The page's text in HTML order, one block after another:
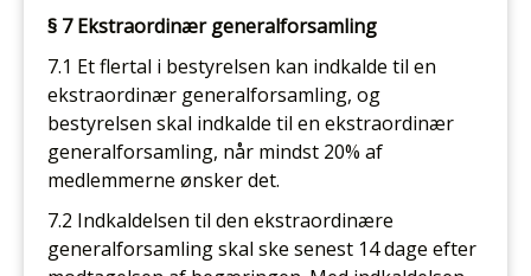
§ 7 Ekstraordinær generalforsamling
7.1 Et flertal i bestyrelsen kan indkalde til en
ekstraordinær generalforsamling, og
bestyrelsen skal indkalde til en ekstraordinær
generalforsamling, når mindst 20% af
medlemmerne ønsker det.
7.2 Indkaldelsen til den ekstraordinære
generalforsamling skal ske senest 14 dage efter